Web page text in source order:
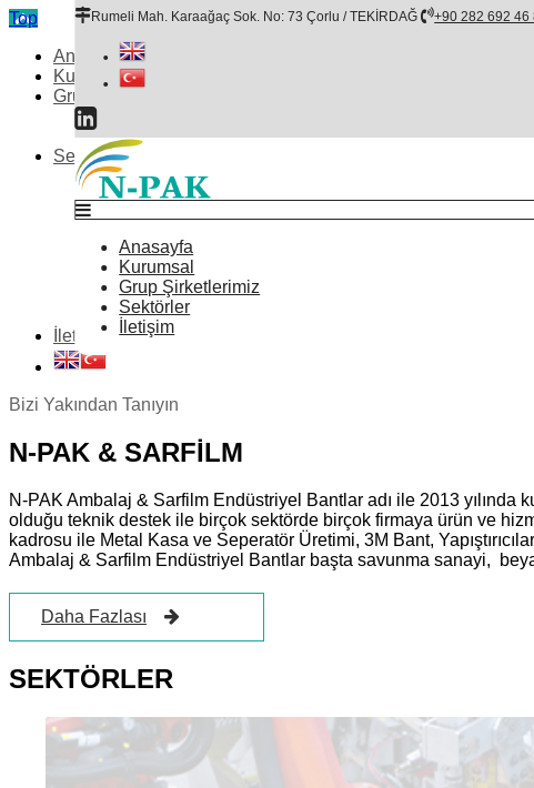
Top
Anasayfa
Kurumsal
Grup Şirketlerimiz
Sarfilm Endüstriyel Bantlar
Sektörler
Otomotiv
Savunma Sanayi
Elektronik Sektörü
Havacılık Sektörü
Gıda ve İçecek Sektörü
Perakende Sektörü
Beyaz Eşya
Medikal Sektörü
İletişim
Rumeli Mah. Karaağaç Sok. No: 73 Çorlu / TEKİRDAĞ +90 282 692 46
Anasayfa
Kurumsal
Grup Şirketlerimiz
Sektörler
İletişim
Bizi Yakından Tanıyın
N-PAK & SARFİLM
N-PAK Ambalaj & Sarfilm Endüstriyel Bantlar adı ile 2013
olduğu teknik destek ile birçok sektörde birçok firmaya ürün ve
kadrosu ile Metal Kasa ve Seperatör Üretimi, 3M Bant,
Ambalaj & Sarfilm Endüstriyel Bantlar başta savunma sanayi,
Daha Fazlası
SEKTÖRLER